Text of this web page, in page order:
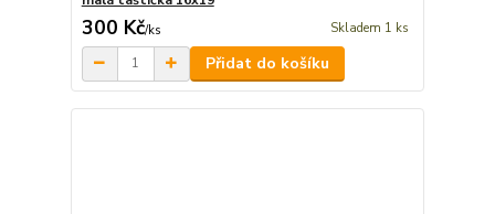
300 Kč/ks Skladem 1 ks
Přidat do košíku